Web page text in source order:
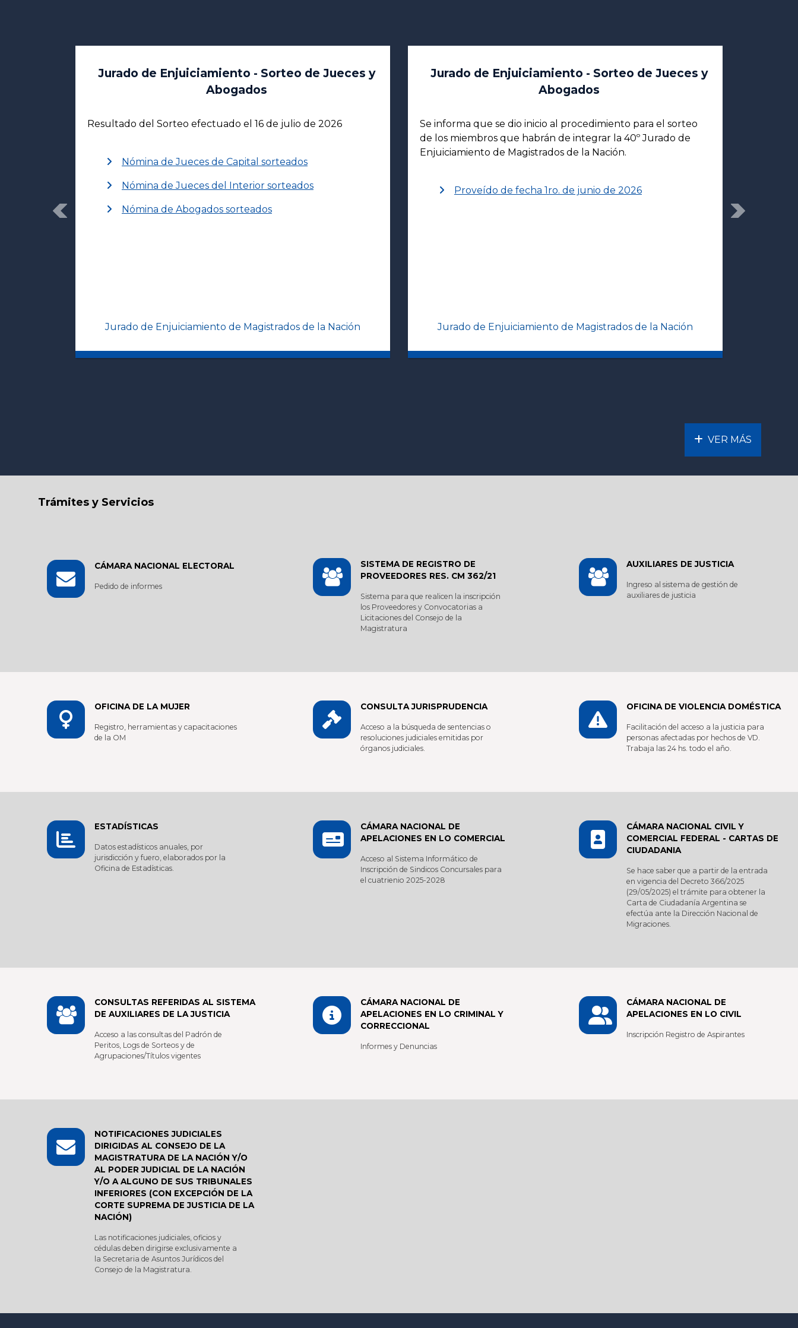
Jurado de Enjuiciamiento - Sorteo de Jueces y
Abogados
Resultado del Sorteo efectuado el 16 de julio de 2026
Nómina de Jueces de Capital sorteados
Nómina de Jueces del Interior sorteados
Nómina de Abogados sorteados
Jurado de Enjuiciamiento de Magistrados de la Nación
Jurado de Enjuiciamiento - Sorteo de Jueces y
Abogados
Se informa que se dio inicio al procedimiento para el sorteo
de los miembros que habrán de integrar la 40º Jurado de
Enjuiciamiento de Magistrados de la Nación.
Proveído de fecha 1ro. de junio de 2026
Jurado de Enjuiciamiento de Magistrados de la Nación
Previous Next
VER MÁS
Trámites y Servicios
CÁMARA NACIONAL ELECTORAL
Pedido de informes
SISTEMA DE REGISTRO DE
PROVEEDORES RES. CM 362/21
Sistema para que realicen la inscripción
los Proveedores y Convocatorias a
Licitaciones del Consejo de la
Magistratura
AUXILIARES DE JUSTICIA
Ingreso al sistema de gestión de
auxiliares de justicia
OFICINA DE LA MUJER
Registro, herramientas y capacitaciones
de la OM
CONSULTA JURISPRUDENCIA
Acceso a la búsqueda de sentencias o
resoluciones judiciales emitidas por
órganos judiciales.
OFICINA DE VIOLENCIA DOMÉSTICA
Facilitación del acceso a la justicia para
personas afectadas por hechos de VD.
Trabaja las 24 hs. todo el año.
ESTADÍSTICAS
Datos estadísticos anuales, por
jurisdicción y fuero, elaborados por la
Oficina de Estadísticas.
CÁMARA NACIONAL DE
APELACIONES EN LO COMERCIAL
Acceso al Sistema Informático de
Inscripción de Sindicos Concursales para
el cuatrienio 2025-2028
CÁMARA NACIONAL CIVIL Y
COMERCIAL FEDERAL - CARTAS DE
CIUDADANIA
Se hace saber que a partir de la entrada
en vigencia del Decreto 366/2025
(29/05/2025) el trámite para obtener la
Carta de Ciudadanía Argentina se
efectúa ante la Dirección Nacional de
Migraciones.
CONSULTAS REFERIDAS AL SISTEMA
DE AUXILIARES DE LA JUSTICIA
Acceso a las consultas del Padrón de
Peritos, Logs de Sorteos y de
Agrupaciones/Títulos vigentes
CÁMARA NACIONAL DE
APELACIONES EN LO CRIMINAL Y
CORRECCIONAL
Informes y Denuncias
CÁMARA NACIONAL DE
APELACIONES EN LO CIVIL
Inscripción Registro de Aspirantes
NOTIFICACIONES JUDICIALES
DIRIGIDAS AL CONSEJO DE LA
MAGISTRATURA DE LA NACIÓN Y/O
AL PODER JUDICIAL DE LA NACIÓN
Y/O A ALGUNO DE SUS TRIBUNALES
INFERIORES (CON EXCEPCIÓN DE LA
CORTE SUPREMA DE JUSTICIA DE LA
NACIÓN)
Las notificaciones judiciales, oficios y
cédulas deben dirigirse exclusivamente a
la Secretaria de Asuntos Jurídicos del
Consejo de la Magistratura.